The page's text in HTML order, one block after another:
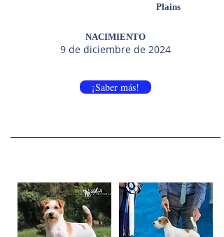
Plains
NACIMIENTO
9 de diciembre de 2024
¡Saber más!